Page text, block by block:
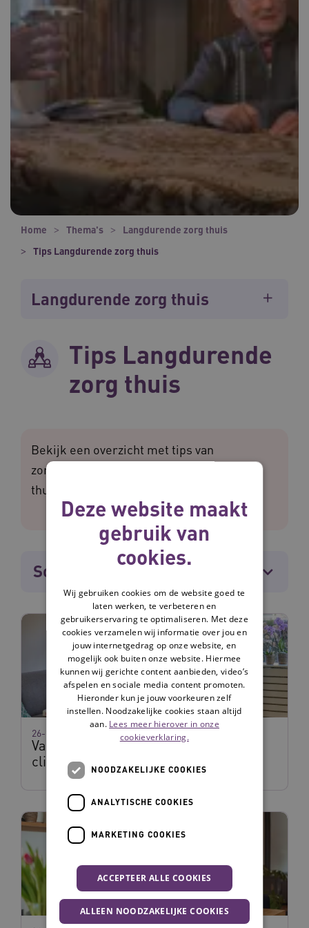
Home Thema's
Langdurende zorg thuis
Tips Langdurende zorg thuis
Langdurende zorg thuis
Tips Langdurende
zorg thuis
Bekijk een overzicht met tips van
zorgprofessionals over langdurende zorg
thuis.
Sorteren
Van Wmo naar Wlz en de rol van de
cliëntondersteuner - tips
26-11-2025
Deze website maakt
gebruik van
cookies.
Wij gebruiken cookies om de website goed te
laten werken, te verbeteren en
gebruikerservaring te optimaliseren. Met deze
cookies verzamelen wij informatie over jou en
jouw internetgedrag op onze website, en
mogelijk ook buiten onze website. Hiermee
kunnen wij gerichte content aanbieden, video’s
afspelen en sociale media content promoten.
Hieronder kun je jouw voorkeuren zelf
instellen. Noodzakelijke cookies staan altijd
aan. Lees meer hierover in onze
cookieverklaring.
NOODZAKELIJKE COOKIES
ANALYTISCHE COOKIES
MARKETING COOKIES
ACCEPTEER ALLE COOKIES
ALLEEN NOODZAKELIJKE COOKIES